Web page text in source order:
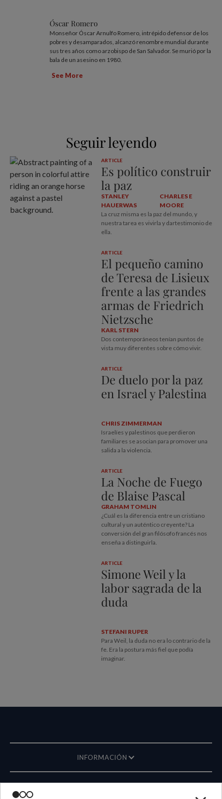
Óscar Romero
Monseñor Óscar Arnulfo Romero, intrépido defensor de los
pobres y desamparados, alcanzó renombre mundial durante
sus tres años como arzobispo de San Salvador. Se murió por la
bala de un asesino en 1980.
See More
Seguir leyendo
ARTICLE
Es político construir
la paz
STANLEY
HAUERWAS
CHARLES E
MOORE
La cruz misma es la paz del mundo, y
nuestra tarea es vivirla y dartestimonio de
ella.
ARTICLE
El pequeño camino
de Teresa de Lisieux
frente a las grandes
armas de Friedrich
Nietzsche
KARL STERN
Dos contemporáneos tenían puntos de
vista muy diferentes sobre cómo vivir.
ARTICLE
De duelo por la paz
en Israel y Palestina
CHRIS ZIMMERMAN
Israelíes y palestinos que perdieron
familiares se asocian para promover una
salida a la violencia.
ARTICLE
La Noche de Fuego
de Blaise Pascal
GRAHAM TOMLIN
¿Cuál es la diferencia entre un cristiano
cultural y un auténtico creyente? La
conversión del gran filósofo francés nos
enseña a distinguirla.
ARTICLE
Simone Weil y la
labor sagrada de la
duda
STEFANI RUPER
Para Weil, la duda no era lo contrario de la
fe. Era la postura más fiel que podía
imaginar.
INFORMACIÓN